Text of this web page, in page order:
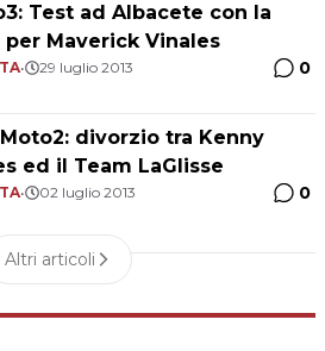
Test ad Albacete con la
per Maverick Vinales
• 29 luglio 2013 0
Moto2: divorzio tra Kenny
ed il Team LaGlisse
• 02 luglio 2013 0
Altri articoli